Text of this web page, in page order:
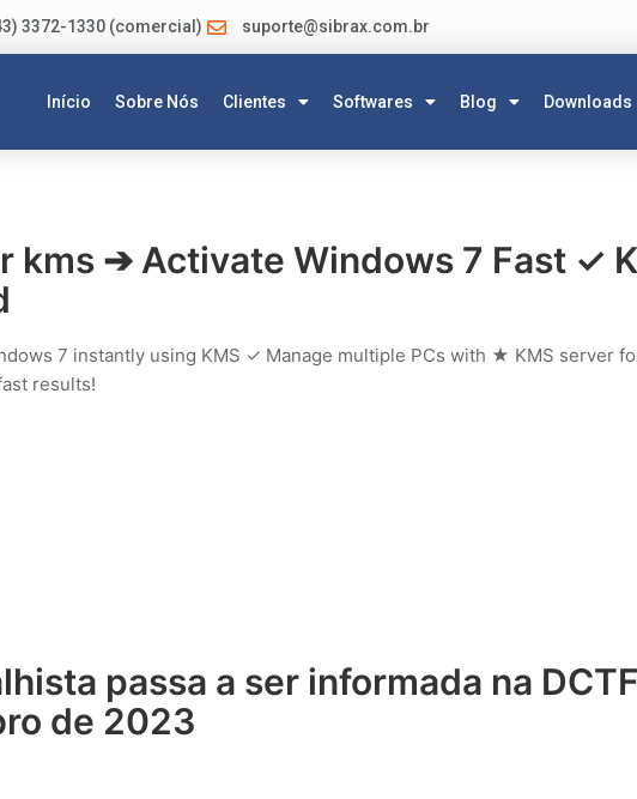
3372-1330 (comercial) suporte@sibrax.com.br
Início Sobre Nós Clientes Softwares Blog Downloads
kms ➔ Activate Windows 7 Fast ✓
7 instantly using KMS ✓ Manage multiple PCs with ★ KMS server
results!
passa a ser informada na
de 2023